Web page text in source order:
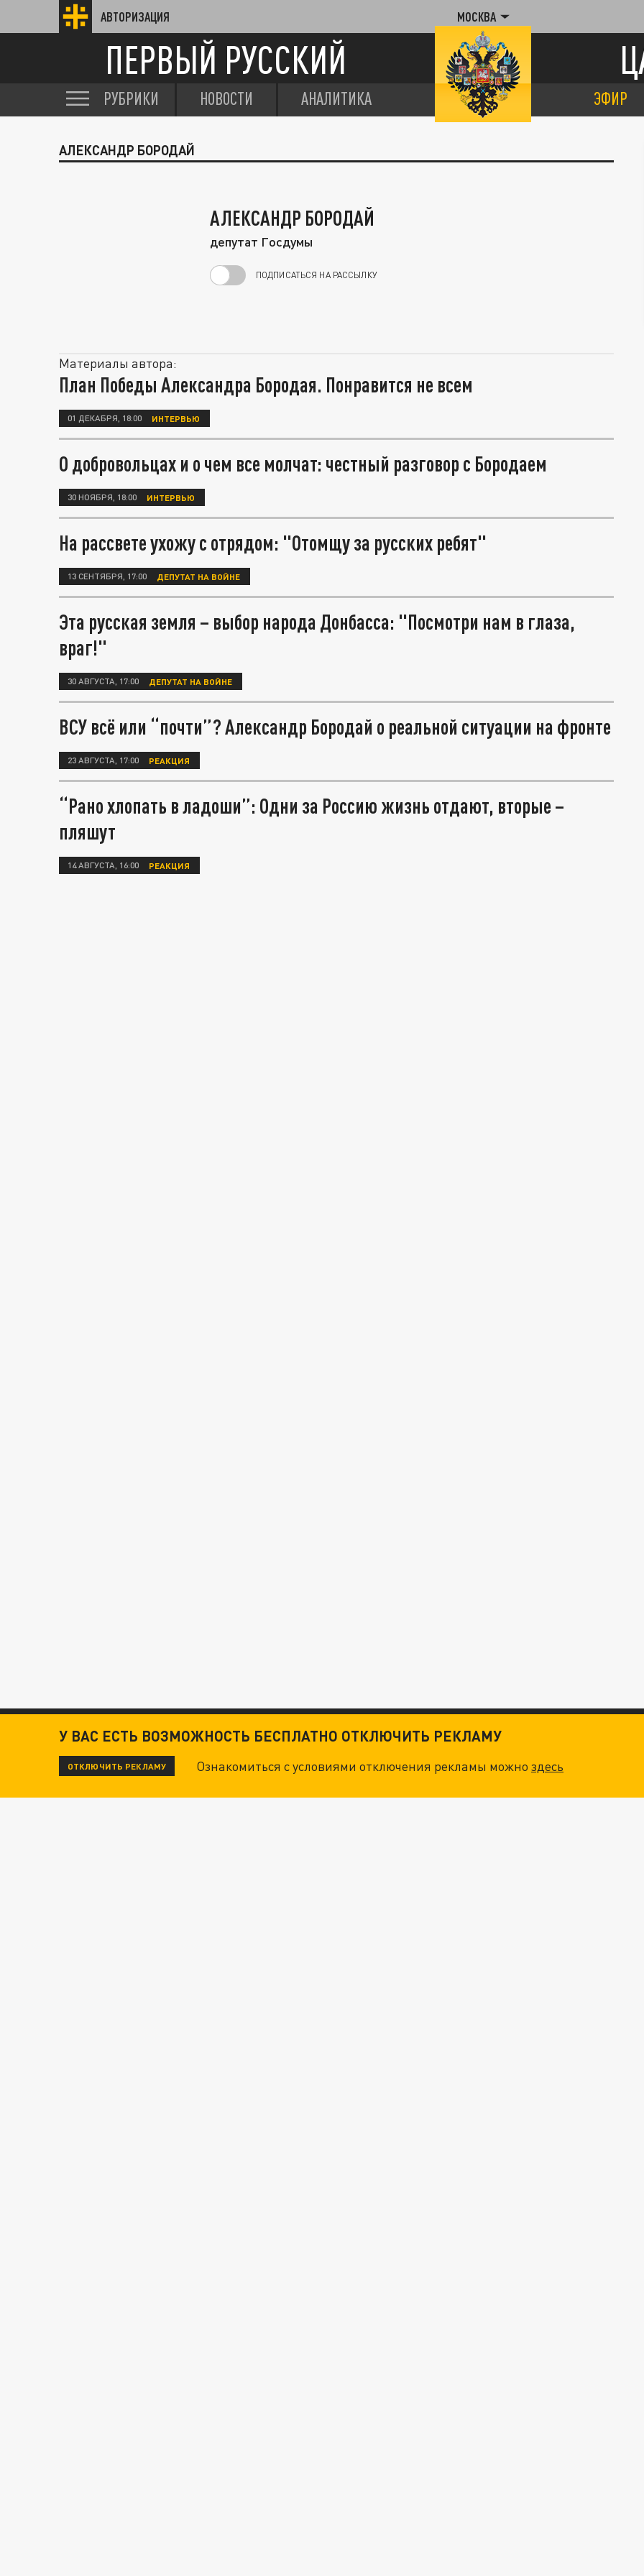
АВТОРИЗАЦИЯ МОСКВА
ПЕРВЫЙ РУССКИЙ
РУБРИКИ НОВОСТИ АНАЛИТИКА ЭФИР
АЛЕКСАНДР БОРОДАЙ
АЛЕКСАНДР БОРОДАЙ
депутат Госдумы
ПОДПИСАТЬСЯ НА РАССЫЛКУ
Материалы автора:
План Победы Александра Бородая. Понравится не всем
01 ДЕКАБРЯ, 18:00 ИНТЕРВЬЮ
О добровольцах и о чем все молчат: честный разговор с Бородаем
30 НОЯБРЯ, 18:00 ИНТЕРВЬЮ
На рассвете ухожу с отрядом: "Отомщу за русских ребят"
13 СЕНТЯБРЯ, 17:00 ДЕПУТАТ НА ВОЙНЕ
Эта русская земля – выбор народа Донбасса: "Посмотри нам в глаза,
враг!"
30 АВГУСТА, 17:00 ДЕПУТАТ НА ВОЙНЕ
ВСУ всё или “почти”? Александр Бородай о реальной ситуации на фронте
23 АВГУСТА, 17:00 РЕАКЦИЯ
“Рано хлопать в ладоши”: Одни за Россию жизнь отдают, вторые –
пляшут
14 АВГУСТА, 16:00 РЕАКЦИЯ
У ВАС ЕСТЬ ВОЗМОЖНОСТЬ БЕСПЛАТНО ОТКЛЮЧИТЬ РЕКЛАМУ
ОТКЛЮЧИТЬ РЕКЛАМУ Ознакомиться с условиями отключения рекламы можноздесь